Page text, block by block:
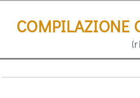
COMPILAZIONE